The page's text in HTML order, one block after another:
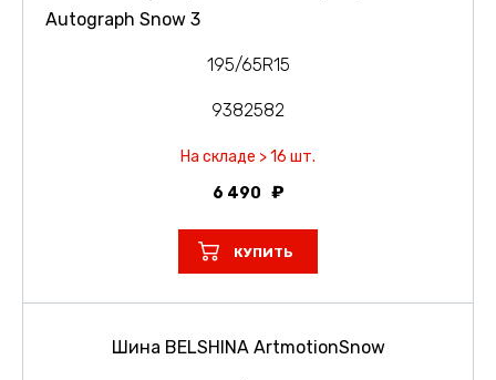
Autograph Snow 3
195/65R15
9382582
На складе > 16 шт.
6 490
КУПИТЬ
Шина BELSHINA ArtmotionSnow